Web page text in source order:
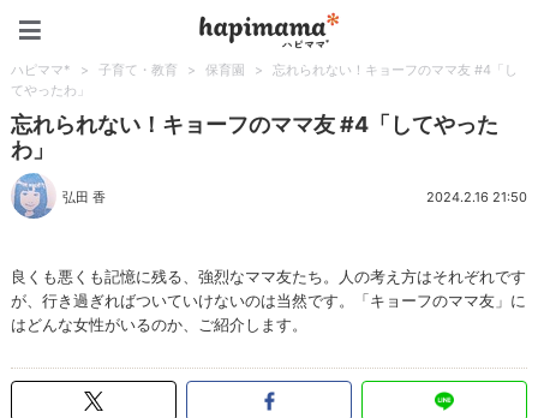
ハピママ* > 子育て・教育 > 保育園 >
忘れられない！キョーフのママ友 #4「し
てやったわ」
忘れられない！キョーフのママ友 #4「してやった
わ」
弘田 香 2024.2.16 21:50
良くも悪くも記憶に残る、強烈なママ友たち。人の考え方はそれぞれです
が、行き過ぎればついていけないのは当然です。「キョーフのママ友」に
はどんな女性がいるのか、ご紹介します。